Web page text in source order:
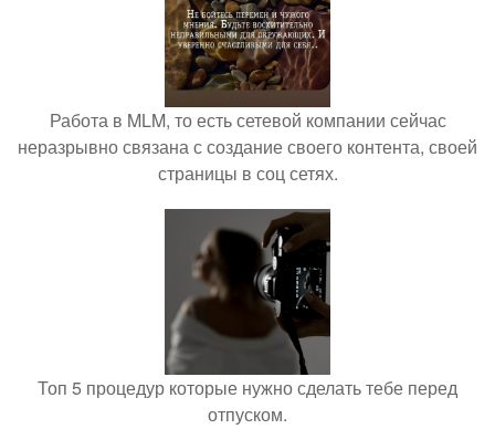
Работа в MLM, то есть сетевой компании сейчас
неразрывно связана с создание своего контента, своей
страницы в соц сетях.
Топ 5 процедур которые нужно сделать тебе перед
отпуском.